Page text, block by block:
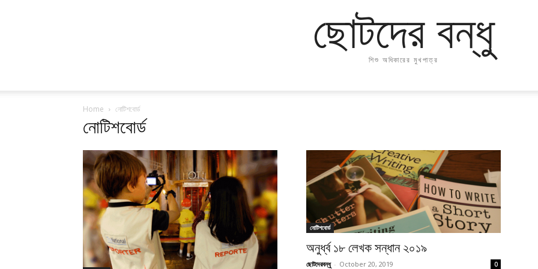
ছোটদের বন্ধু
শিশু অধিকারের মুখপাত্র
Home নোটিশবোর্ড
নোটিশবোর্ড
নোটিশবোর্ড
অনুর্ধ্ব ১৮ লেখক সন্ধান ২০১৯
ছোটদেরবন্ধু - October 20, 2019 0